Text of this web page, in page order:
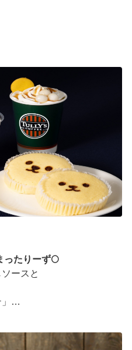
タルギフト2,000円分を
タルギフトがもらえるキャ
ったりーず🌕
ースと